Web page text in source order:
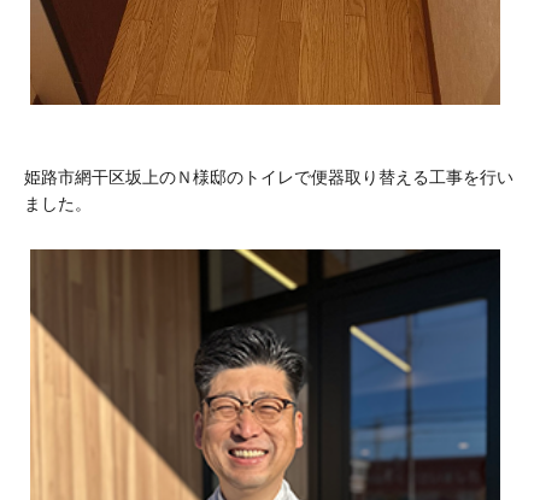
姫路市網干区坂上のＮ様邸のトイレで便器取り替える工事を行い
ました。